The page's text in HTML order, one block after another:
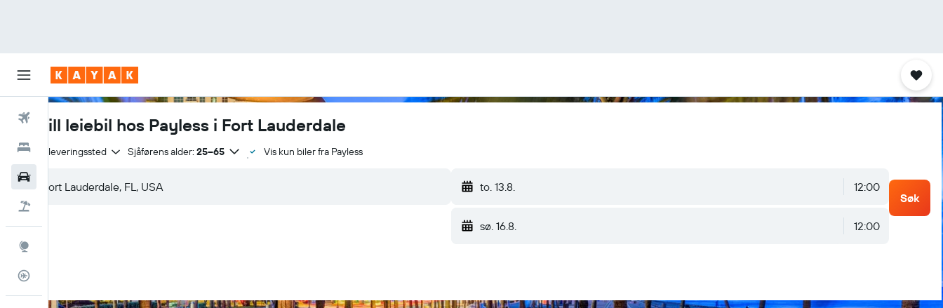
Fly
Hoteller
Bestill leiebil hos Payless i Fort Lauderdale
Samme leveringssted Sjåførens alder: 25–65 Vis kun biler fra Payless
to. 13.8. 12:00
sø. 16.8. 12:00
Søk